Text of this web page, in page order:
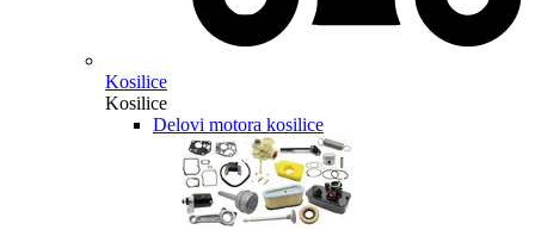
Kosilice
Kosilice
Delovi motora kosilice